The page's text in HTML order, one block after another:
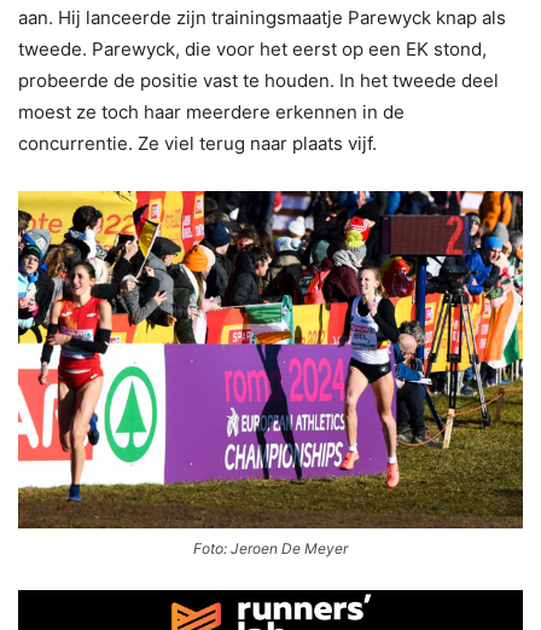
aan. Hij lanceerde zijn trainingsmaatje Parewyck knap als
tweede. Parewyck, die voor het eerst op een EK stond,
probeerde de positie vast te houden. In het tweede deel
moest ze toch haar meerdere erkennen in de
concurrentie. Ze viel terug naar plaats vijf.
Foto: Jeroen De Meyer